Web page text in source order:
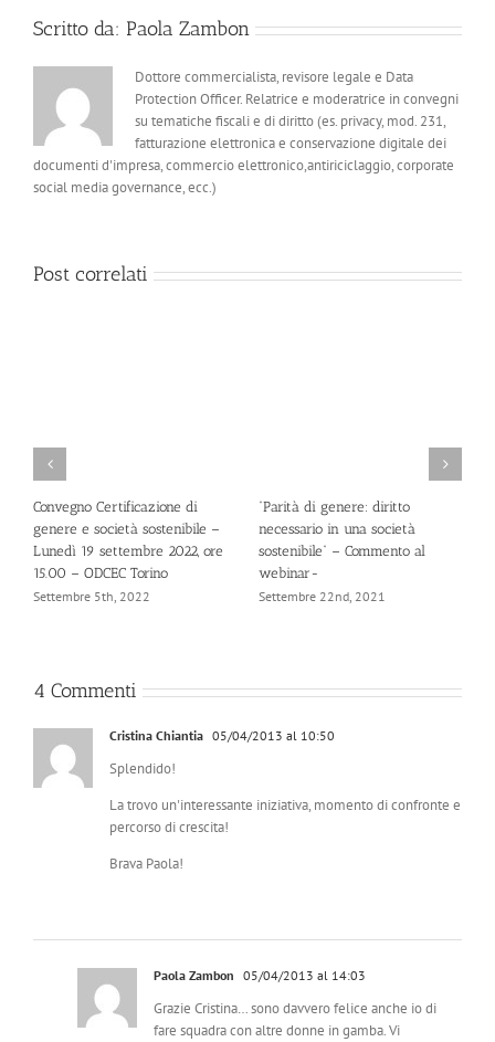
Scritto da: Paola Zambon
Dottore commercialista, revisore legale e Data
Protection Officer. Relatrice e moderatrice in convegni
su tematiche fiscali e di diritto (es. privacy, mod. 231,
fatturazione elettronica e conservazione digitale dei
documenti d'impresa, commercio elettronico,antiriciclaggio, corporate
social media governance, ecc.)
Post correlati
Convegno Certificazione di
genere e società sostenibile –
Lunedì 19 settembre 2022, ore
15.00 – ODCEC Torino
Settembre 5th, 2022
“Parità di genere: diritto
necessario in una società
sostenibile” – Commento al
webinar-
Settembre 22nd, 2021
4 Commenti
Cristina Chiantia 05/04/2013 al 10:50
Splendido!
La trovo un'interessante iniziativa, momento di confronte e
percorso di crescita!
Brava Paola!
Paola Zambon 05/04/2013 al 14:03
Grazie Cristina… sono davvero felice anche io di
fare squadra con altre donne in gamba. Vi